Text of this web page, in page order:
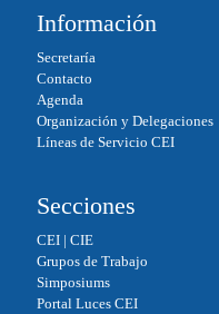
Información
Secretaría
Contacto
Agenda
Organización y Delegaciones
Líneas de Servicio CEI
Secciones
CEI| CIE
Grupos de Trabajo
Simposiums
Portal Luces CEI